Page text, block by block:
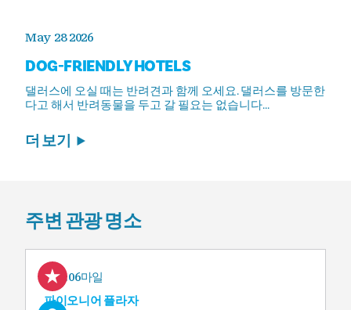
May 28 2026
DOG-FRIENDLY HOTELS
댈러스에 오실 때는 반려견과 함께 오세요. 댈러스를 방문한
다고 해서 반려동물을 두고 갈 필요는 없습니다...
더 보기
주변 관광 명소
0.06마일
파이오니어 플라자